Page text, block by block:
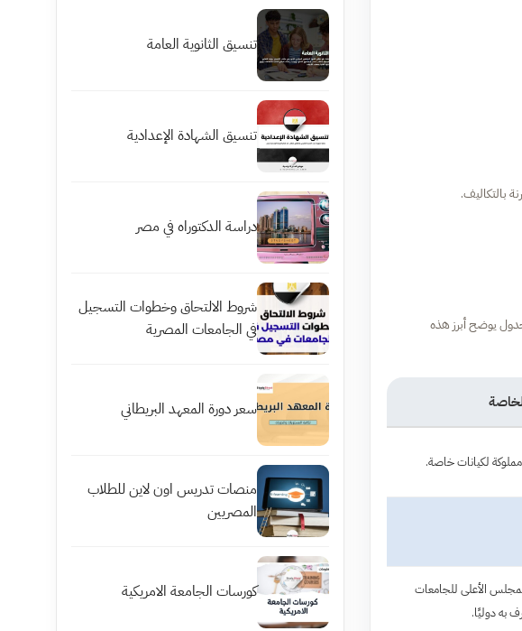
بالتكاليف.
يوضح أبرز هذه
لكيانات خاصة.
الأعلى للجامعات
به دوليًا.
تنسيق الثانوية العامة
تنسيق الشهادة الإعدادية
دراسة الدكتوراه في مصر
شروط الالتحاق وخطوات التسجيل
في الجامعات المصرية
سعر دورة المعهد البريطاني
منصات تدريس اون لاين للطلاب
المصريين
كورسات الجامعة الامريكية